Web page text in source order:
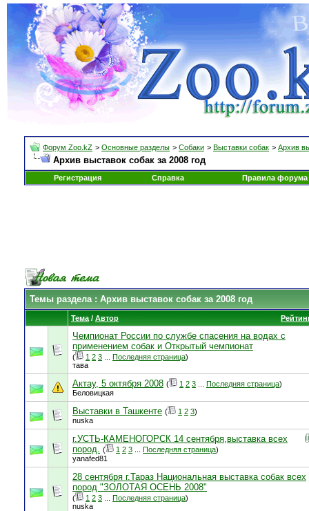
Форум Zoo.kZ > Основные разделы > Собаки > Выставки собак > Архив
Архив выставок собак за 2008 год
Регистрация Справка Правила форума
Темы раздела: Архив выставок собак за 2008 год
Тема / Автор
Чемпионат России по службе спасения на водах с
применением собак и Открытый чемпионат
( 1 2 3 Последняя страница)
тава
Актау, 5 октября 2008 ( 1 2 3 Последняя страница)
Беловицкая
Выставки в Ташкенте ( 1 2 3)
nuska
г.УСТЬ-КАМЕНОГОРСК 14 сентября,выставка всех
пород. ( 1 2 3 Последняя страница)
yanafed81
28 сентября г.Тараз Национальная выставка собак всех
пород "ЗОЛОТАЯ ОСЕНЬ 2008"
( 1 2 3 Последняя страница)
nuska